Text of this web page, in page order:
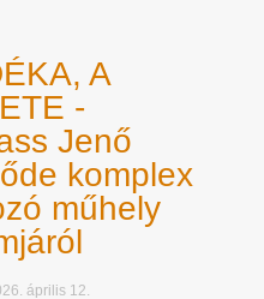
A
-
Jenő
komplex
műhely
április 12.